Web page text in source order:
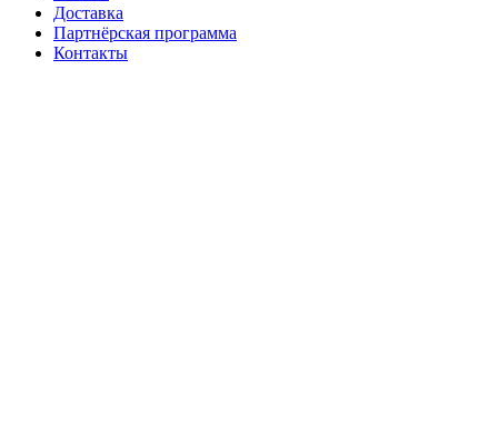
Доставка
Партнёрская программа
Контакты